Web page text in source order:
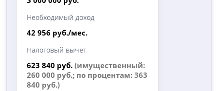
Необходимый доход
42 956 руб./мес.
Налоговый вычет
623 840 руб.(имущественный:
260 000 руб.; по процентам: 363
840 руб.)